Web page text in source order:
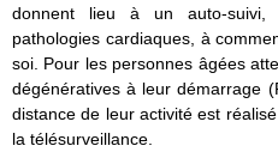
donnent lieu à un auto-suivi,
pathologies cardiaques, à
soi. Pour les personnes âgées
dégénératives à leur démarrage
distance de leur activité est
la télésurveillance.